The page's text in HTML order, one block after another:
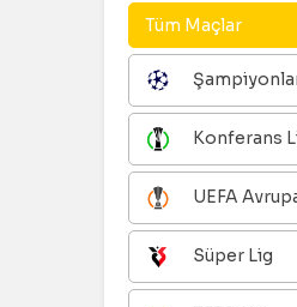
Tüm Maçlar
Konferans
UEFA
Süper Lig